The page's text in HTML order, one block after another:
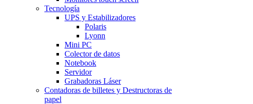
Tecnología
UPS y Estabilizadores
Polaris
Lyonn
Mini PC
Colector de datos
Notebook
Servidor
Grabadoras Láser
Contadoras de billetes y Destructoras de
papel